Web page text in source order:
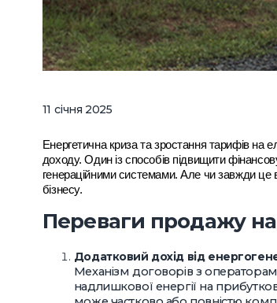
11 січня 2025
Енергетична криза та зростання тарифів на
доходу. Один із способів підвищити
генераційними системами. Але чи завжди це
бізнесу.
Переваги продажу
Додатковий дохід від
Механізм договорів з
надлишкової енергії на